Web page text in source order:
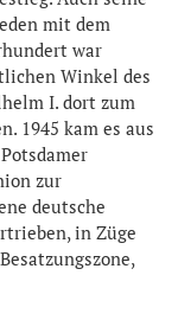
mit dem
war
Winkel des
I. dort zum
1945 kam es aus
zur
deutsche
in Züge